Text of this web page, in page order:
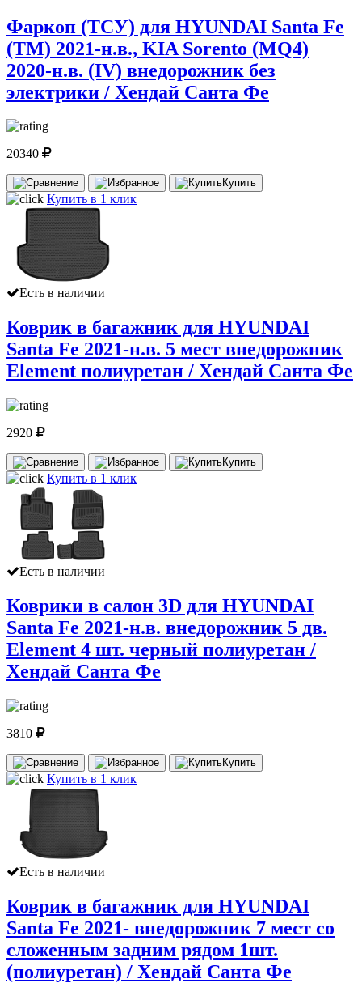
Фаркоп (ТСУ) для HYUNDAI Santa Fe
(TM) 2021-н.в., KIA Sorento (MQ4)
2020-н.в. (IV) внедорожник без
электрики / Хендай Санта Фе
20340
Купить
Купить в 1 клик
Есть в наличии
Коврик в багажник для HYUNDAI
Santa Fe 2021-н.в. 5 мест внедорожник
Element полиуретан / Хендай Санта Фе
2920
Купить
Купить в 1 клик
Есть в наличии
Коврики в салон 3D для HYUNDAI
Santa Fe 2021-н.в. внедорожник 5 дв.
Element 4 шт. черный полиуретан /
Хендай Санта Фе
3810
Купить
Купить в 1 клик
Есть в наличии
Коврик в багажник для HYUNDAI
Santa Fe 2021- внедорожник 7 мест со
сложенным задним рядом 1шт.
(полиуретан) / Хендай Санта Фе